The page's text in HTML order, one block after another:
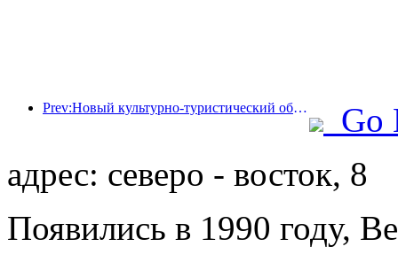
Prev:Новый культурно-туристический объект в центре Пекина, парк «Пиннакл», официально откроется в этом году.
Go
адрес: северо - восток, 8
Появились в 1990 году,